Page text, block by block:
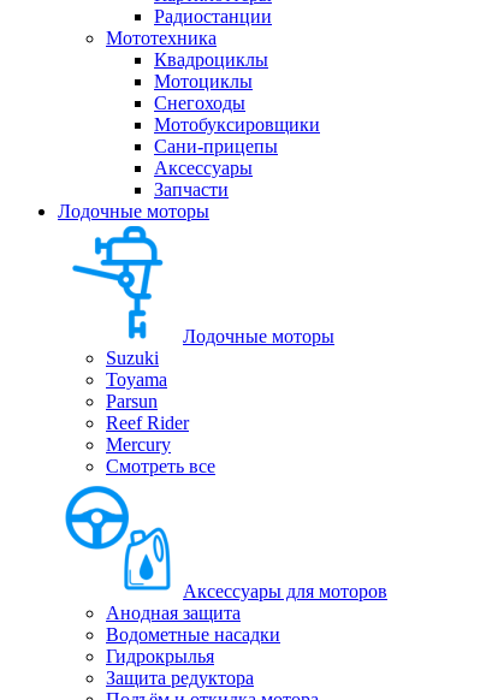
Радиостанции
Мототехника
Квадроциклы
Мотоциклы
Снегоходы
Мотобуксировщики
Сани-прицепы
Аксессуары
Запчасти
Лодочные моторы
Лодочные моторы
Suzuki
Toyama
Parsun
Reef Rider
Mercury
Смотреть все
Аксессуары для моторов
Анодная защита
Водометные насадки
Гидрокрылья
Защита редуктора